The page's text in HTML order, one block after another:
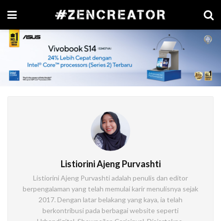
Listiorini Ajeng Purvashti
Listiorini Ajeng Purvashti adalah penulis dan editor
berpengalaman yang telah memulai karir menulisnya sejak
2017. Dengan latar belakang yang kaya, ia telah
berkontribusi pada berbagai website seperti